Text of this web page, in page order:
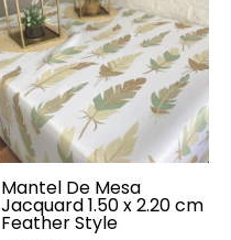
Mantel De Mesa
Jacquard 1.50 x 2.20 cm
Feather Style